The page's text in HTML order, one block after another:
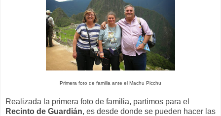
Primera foto de familia ante el Machu Picchu
Realizada la primera foto de familia, partimos para el
Recinto de Guardián, es desde donde se pueden hacer las